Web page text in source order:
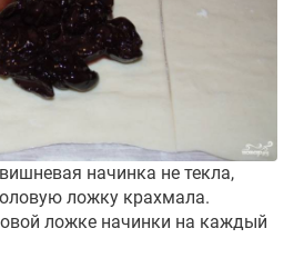
начинка не текла,
ложку крахмала.
ложке начинки на каждый